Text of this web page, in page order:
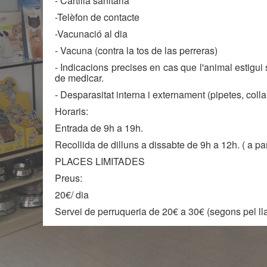
-Telèfon de contacte
-Vacunació al dia
- Vacuna (contra la tos de las perreras)
- Indicacions precises en cas que l'animal
de medicar.
- Desparasitat interna i externament (pipetes,
Horaris:
Entrada de 9h a 19h.
Recollida de dilluns a dissabte de 9h a 12h. ( a
PLACES LIMITADES
Preus:
20€/ dia
Servei de perruqueria de 20€ a 30€ (segons pel